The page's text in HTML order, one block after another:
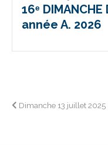
16ᵉ DIMANCHE
année A. 2026
Navigation
Dimanche 13 juillet 2025